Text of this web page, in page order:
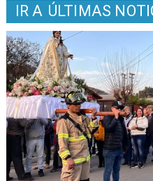
IR A ÚLTIMAS